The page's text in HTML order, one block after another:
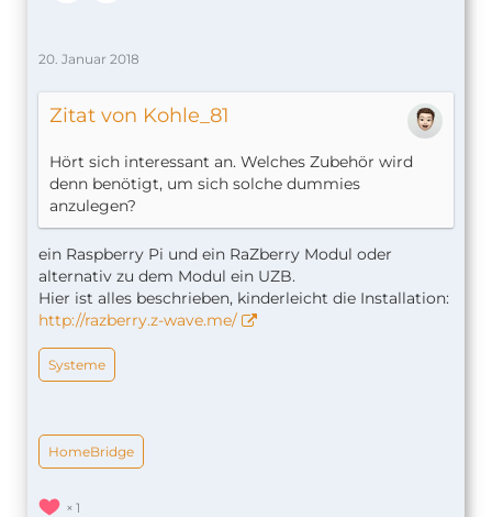
20. Januar 2018
Zitat von Kohle_81
Hört sich interessant an. Welches Zubehör wird
denn benötigt, um sich solche dummies
anzulegen?
ein Raspberry Pi und ein RaZberry Modul oder
alternativ zu dem Modul ein UZB.
Hier ist alles beschrieben, kinderleicht die Installation:
http://razberry.z-wave.me/
Systeme
HomeBridge
1